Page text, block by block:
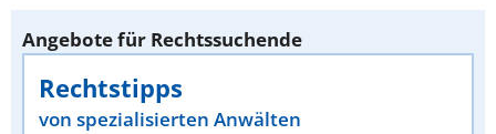
Angebote für Rechtssuchende
Rechtstipps
von spezialisierten Anwälten